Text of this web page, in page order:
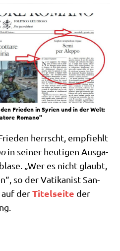
Frieden in Syrien und in der Welt:
Romano"
herrscht, emp­fiehlt
in sei­ner heu­ti­gen Aus­ga­
„Wer es nicht glaubt,
so der Vati­ka­nist San­
derTitel­sei­te der